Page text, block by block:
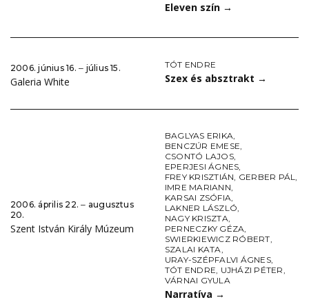
Eleven szín →
2006. június 16. ‒ július 15.
Galeria White
TÓT ENDRE
Szex és absztrakt →
2006. április 22. ‒ augusztus
20.
Szent István Király Múzeum
BAGLYAS ERIKA,
BENCZÚR EMESE,
CSONTÓ LAJOS,
EPERJESI ÁGNES,
FREY KRISZTIÁN, GERBER PÁL,
IMRE MARIANN,
KARSAI ZSÓFIA,
LAKNER LÁSZLÓ,
NAGY KRISZTA,
PERNECZKY GÉZA,
SWIERKIEWICZ RÓBERT,
SZALAI KATA,
URAY-SZÉPFALVI ÁGNES,
TÓT ENDRE, UJHÁZI PÉTER,
VÁRNAI GYULA
Narratíva →